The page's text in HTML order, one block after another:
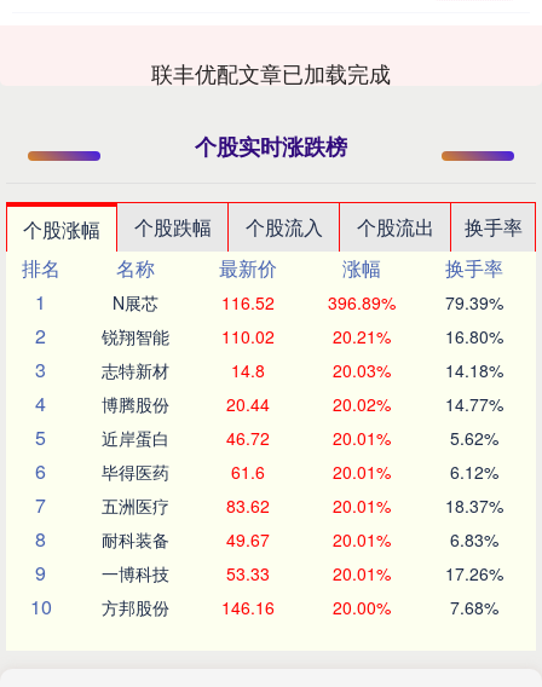
联丰优配文章已加载完成
个股实时涨跌榜
个股涨幅 个股跌幅 个股流入 个股流出
换手率
排名
名称 最新价 涨幅
换手率
1
N展芯 116.52 396.89% 79.39%
2 锐翔智能 110.02 20.21% 16.80%
3 志特新材 14.8 20.03% 14.18%
4 博腾股份 20.44 20.02% 14.77%
5 近岸蛋白 46.72 20.01% 5.62%
6 毕得医药 61.6 20.01% 6.12%
7 五洲医疗 83.62 20.01% 18.37%
8 耐科装备 49.67 20.01% 6.83%
9 一博科技 53.33 20.01% 17.26%
10 方邦股份 146.16 20.00% 7.68%